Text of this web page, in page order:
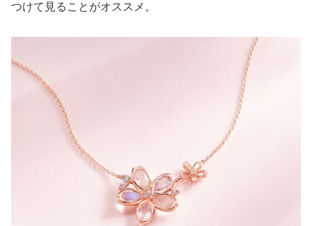
つけて見ることがオススメ。